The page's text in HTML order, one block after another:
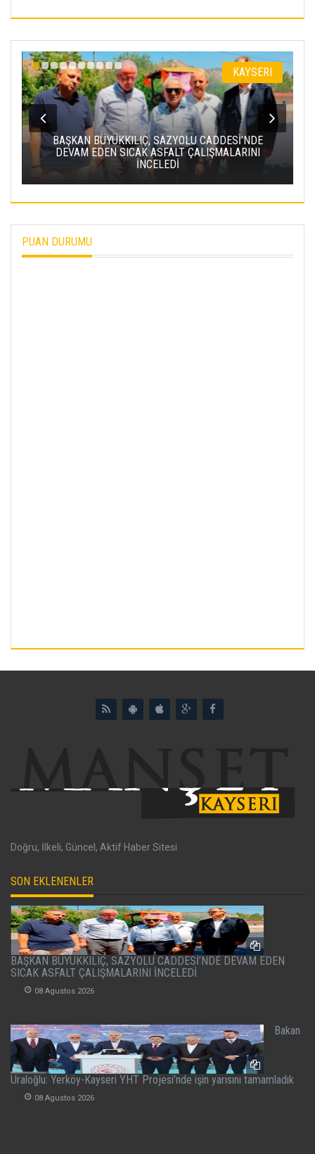
KAYSERI
BAŞKAN BÜYÜKKILIÇ, SAZYOLU CADDESİ’NDE
DEVAM EDEN SICAK ASFALT ÇALIŞMALARINI
İNCELEDİ
PUAN DURUMU
Doğru, İlkeli, Güncel, Aktif Haber Sitesi
SON EKLENENLER
BAŞKAN BÜYÜKKILIÇ, SAZYOLU CADDESİ’NDE DEVAM EDEN
SICAK ASFALT ÇALIŞMALARINI İNCELEDİ
08 Agustos 2026
Bakan
Uraloğlu: Yerköy-Kayseri YHT Projesi’nde işin yarısını tamamladık
08 Agustos 2026